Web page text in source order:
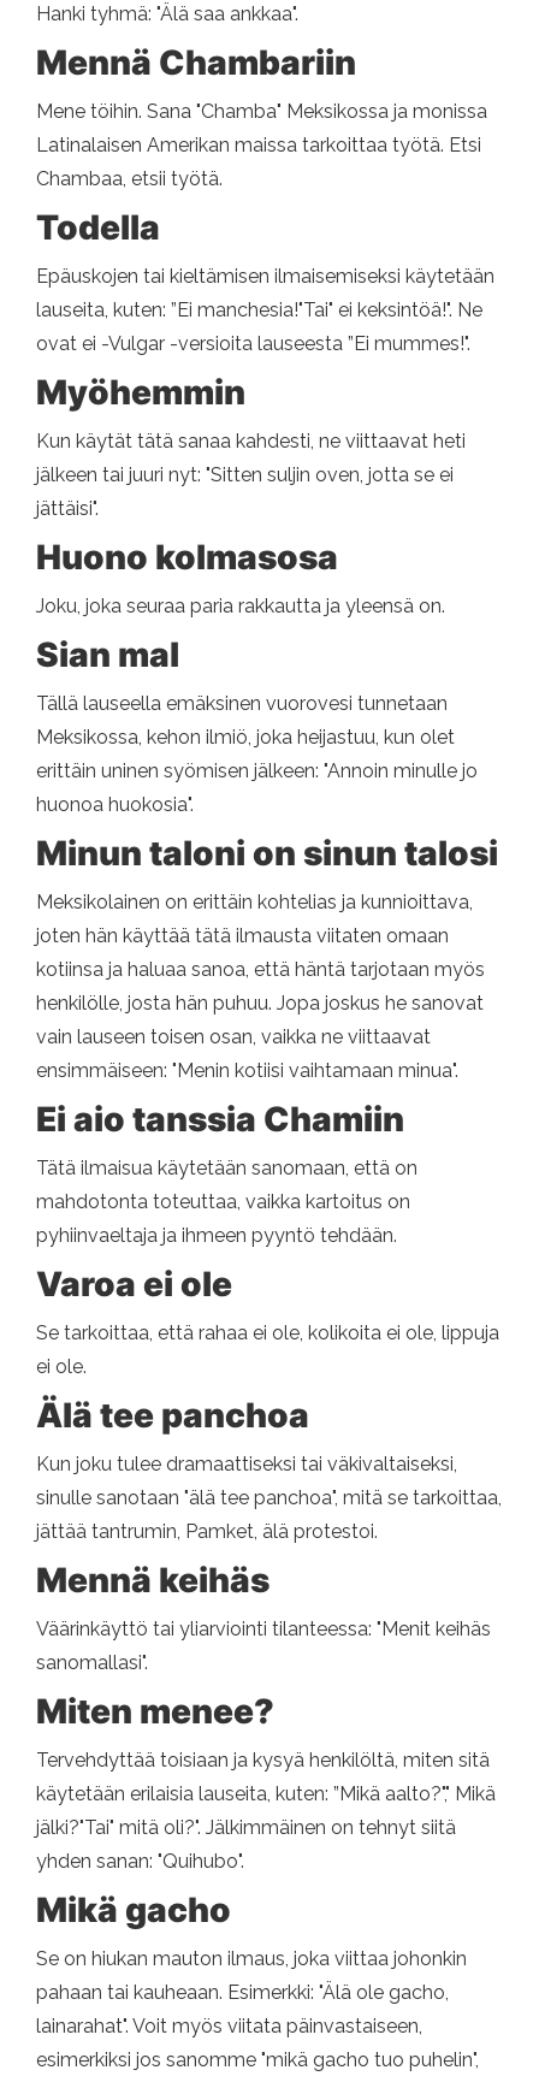
Hanki tyhmä: "Älä saa ankkaa".
Mennä Chambariin
Mene töihin. Sana "Chamba" Meksikossa ja monissa
Latinalaisen Amerikan maissa tarkoittaa työtä. Etsi
Chambaa, etsii työtä.
Todella
Epäuskojen tai kieltämisen ilmaisemiseksi käytetään
lauseita, kuten: ”Ei manchesia!"Tai" ei keksintöä!". Ne
ovat ei -Vulgar -versioita lauseesta ”Ei mummes!".
Myöhemmin
Kun käytät tätä sanaa kahdesti, ne viittaavat heti
jälkeen tai juuri nyt: "Sitten suljin oven, jotta se ei
jättäisi".
Huono kolmasosa
Joku, joka seuraa paria rakkautta ja yleensä on.
Sian mal
Tällä lauseella emäksinen vuorovesi tunnetaan
Meksikossa, kehon ilmiö, joka heijastuu, kun olet
erittäin uninen syömisen jälkeen: "Annoin minulle jo
huonoa huokosia".
Minun taloni on sinun talosi
Meksikolainen on erittäin kohtelias ja kunnioittava,
joten hän käyttää tätä ilmausta viitaten omaan
kotiinsa ja haluaa sanoa, että häntä tarjotaan myös
henkilölle, josta hän puhuu. Jopa joskus he sanovat
vain lauseen toisen osan, vaikka ne viittaavat
ensimmäiseen: "Menin kotiisi vaihtamaan minua".
Ei aio tanssia Chamiin
Tätä ilmaisua käytetään sanomaan, että on
mahdotonta toteuttaa, vaikka kartoitus on
pyhiinvaeltaja ja ihmeen pyyntö tehdään.
Varoa ei ole
Se tarkoittaa, että rahaa ei ole, kolikoita ei ole, lippuja
ei ole.
Älä tee panchoa
Kun joku tulee dramaattiseksi tai väkivaltaiseksi,
sinulle sanotaan "älä tee panchoa", mitä se tarkoittaa,
jättää tantrumin, Pamket, älä protestoi.
Mennä keihäs
Väärinkäyttö tai yliarviointi tilanteessa: "Menit keihäs
sanomallasi".
Miten menee?
Tervehdyttää toisiaan ja kysyä henkilöltä, miten sitä
käytetään erilaisia ​​lauseita, kuten: ”Mikä aalto?"," Mikä
jälki?"Tai" mitä oli?". Jälkimmäinen on tehnyt siitä
yhden sanan: "Quihubo".
Mikä gacho
Se on hiukan mauton ilmaus, joka viittaa johonkin
pahaan tai kauheaan. Esimerkki: "Älä ole gacho,
lainarahat". Voit myös viitata päinvastaiseen,
esimerkiksi jos sanomme "mikä gacho tuo puhelin",